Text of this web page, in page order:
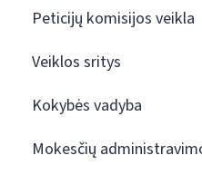
Peticijų komisijos veikla
Veiklos sritys
Kokybės vadyba
Mokesčių